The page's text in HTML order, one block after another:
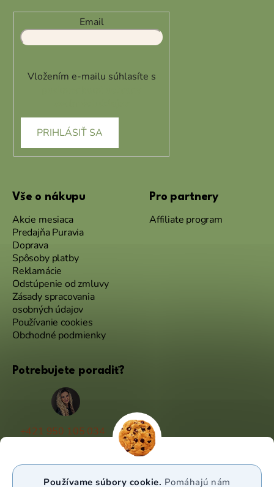
Používame súbory cookie. Pomáhajú nám
Email
Vložením e-mailu súhlasíte s
PRIHLÁSIŤ SA
Vše o nákupu
Akcie mesiaca
Predajňa Puravia
Doprava
Spôsoby platby
Reklamácie
Odstúpenie od zmluvy
Zásady spracovania
osobných údajov
Používanie cookies
Obchodné podmienky
Pro partnery
Affiliate program
Potrebujete poradiť?
+421 950 105 034